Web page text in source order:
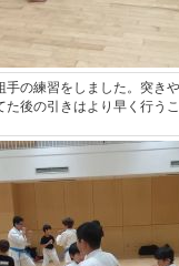
手の練習をしました。突き
た後の引きはより早く行う